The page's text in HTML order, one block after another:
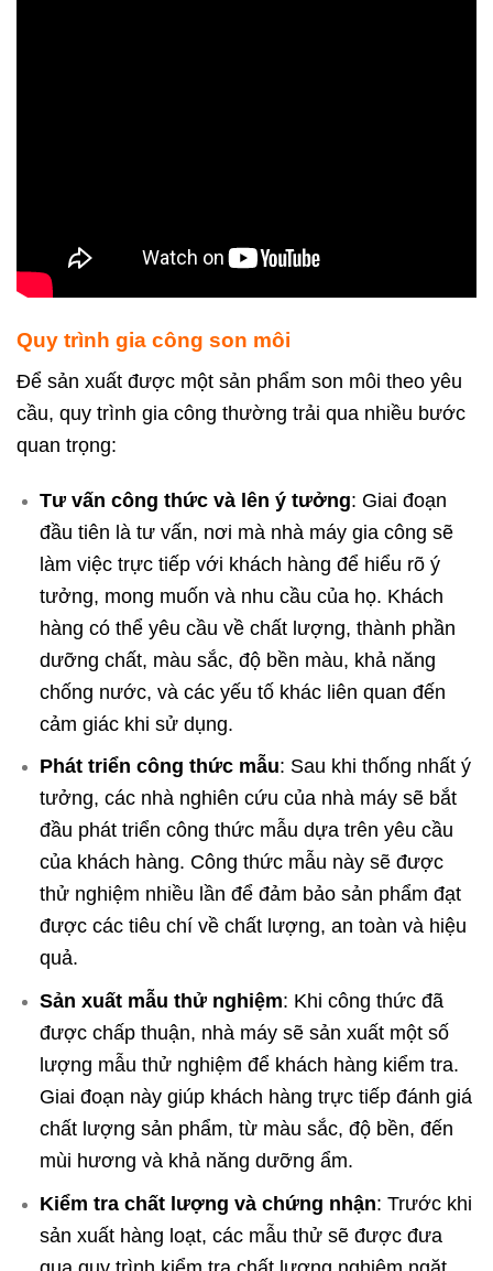
Quy trình gia công son môi
Để sản xuất được một sản phẩm son môi theo yêu
cầu, quy trình gia công thường trải qua nhiều bước
quan trọng:
Tư vấn công thức và lên ý tưởng: Giai đoạn
đầu tiên là tư vấn, nơi mà nhà máy gia công sẽ
làm việc trực tiếp với khách hàng để hiểu rõ ý
tưởng, mong muốn và nhu cầu của họ. Khách
hàng có thể yêu cầu về chất lượng, thành phần
dưỡng chất, màu sắc, độ bền màu, khả năng
chống nước, và các yếu tố khác liên quan đến
cảm giác khi sử dụng.
Phát triển công thức mẫu: Sau khi thống nhất ý
tưởng, các nhà nghiên cứu của nhà máy sẽ bắt
đầu phát triển công thức mẫu dựa trên yêu cầu
của khách hàng. Công thức mẫu này sẽ được
thử nghiệm nhiều lần để đảm bảo sản phẩm đạt
được các tiêu chí về chất lượng, an toàn và hiệu
quả.
Sản xuất mẫu thử nghiệm: Khi công thức đã
được chấp thuận, nhà máy sẽ sản xuất một số
lượng mẫu thử nghiệm để khách hàng kiểm tra.
Giai đoạn này giúp khách hàng trực tiếp đánh giá
chất lượng sản phẩm, từ màu sắc, độ bền, đến
mùi hương và khả năng dưỡng ẩm.
Kiểm tra chất lượng và chứng nhận: Trước khi
sản xuất hàng loạt, các mẫu thử sẽ được đưa